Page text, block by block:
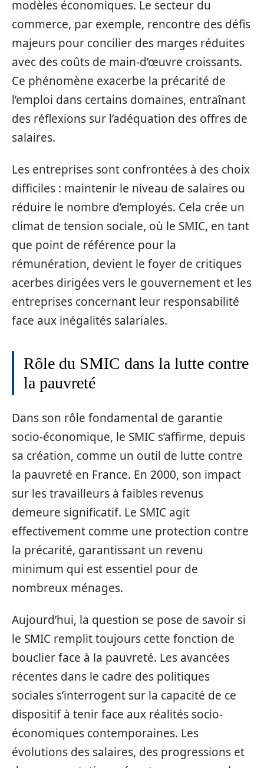
modèles économiques. Le secteur du
commerce, par exemple, rencontre des défis
majeurs pour concilier des marges réduites
avec des coûts de main-d’œuvre croissants.
Ce phénomène exacerbe la précarité de
l’emploi dans certains domaines, entraînant
des réflexions sur l’adéquation des offres de
salaires.
Les entreprises sont confrontées à des choix
difficiles : maintenir le niveau de salaires ou
réduire le nombre d’employés. Cela crée un
climat de tension sociale, où le SMIC, en tant
que point de référence pour la
rémunération, devient le foyer de critiques
acerbes dirigées vers le gouvernement et les
entreprises concernant leur responsabilité
face aux inégalités salariales.
Rôle du SMIC dans la lutte contre
la pauvreté
Dans son rôle fondamental de garantie
socio-économique, le SMIC s’affirme, depuis
sa création, comme un outil de lutte contre
la pauvreté en France. En 2000, son impact
sur les travailleurs à faibles revenus
demeure significatif. Le SMIC agit
effectivement comme une protection contre
la précarité, garantissant un revenu
minimum qui est essentiel pour de
nombreux ménages.
Aujourd’hui, la question se pose de savoir si
le SMIC remplit toujours cette fonction de
bouclier face à la pauvreté. Les avancées
récentes dans le cadre des politiques
sociales s’interrogent sur la capacité de ce
dispositif à tenir face aux réalités socio-
économiques contemporaines. Les
évolutions des salaires, des progressions et